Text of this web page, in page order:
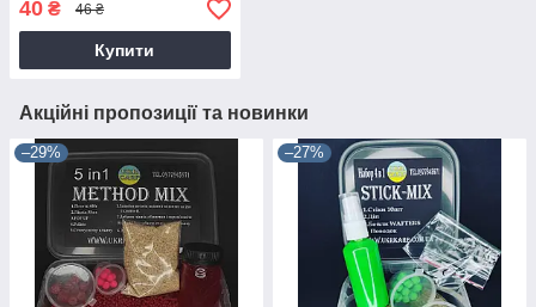
40 ₴ 46 ₴
Купити
Акційні пропозиції та новинки
–29% –27%